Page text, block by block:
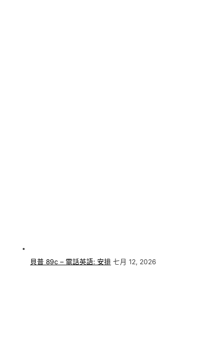
貝普 89c – 電話英語: 安排 七月 12, 2026